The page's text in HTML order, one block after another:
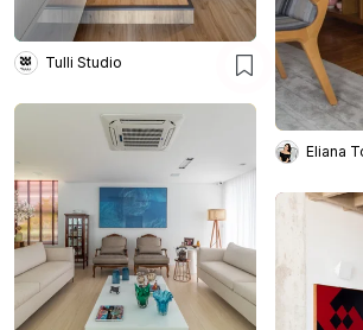
Tulli Studio